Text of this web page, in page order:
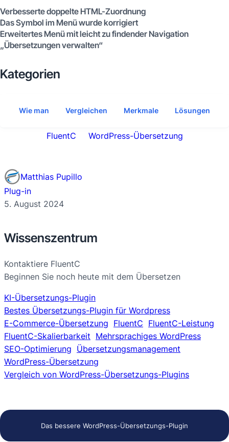
Verbesserte doppelte HTML-Zuordnung
Das Symbol im Menü wurde korrigiert
Erweitertes Menü mit leicht zu findender Navigation
„Übersetzungen verwalten“
Kategorien
Wie man Vergleichen Merkmale Lösungen
FluentC WordPress-Übersetzung
Matthias Pupillo
Plug-in
5. August 2024
Wissenszentrum
Kontaktiere FluentC
Beginnen Sie noch heute mit dem Übersetzen
KI-Übersetzungs-Plugin
Bestes Übersetzungs-Plugin für Wordpress
E-Commerce-Übersetzung FluentC FluentC-Leistung
FluentC-Skalierbarkeit Mehrsprachiges WordPress
SEO-Optimierung Übersetzungsmanagement
WordPress-Übersetzung
Vergleich von WordPress-Übersetzungs-Plugins
Das bessere WordPress-Übersetzungs-Plugin